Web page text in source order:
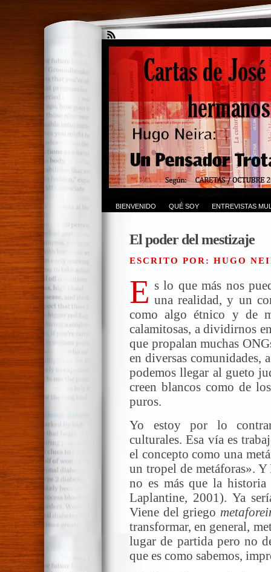
BIENVENIDO QUÉ SOY ENTREVISTAS
El poder del mestizaje
ESCRITO POR: HUGO
E s lo que más nos
una realidad, y un
como algo étnico y de
calamitosas, a dividirnos
que propalan muchas
en diversas comunidades,
podemos llegar al gueto
creen blancos como de
puros.
Yo estoy por lo
culturales. Esa vía es
el concepto como una
un tropel de metáforas».
no es más que la historia
Laplantine, 2001). Ya
Viene del griego
transformar, en general,
lugar de partida pero no
que es como sabemos,